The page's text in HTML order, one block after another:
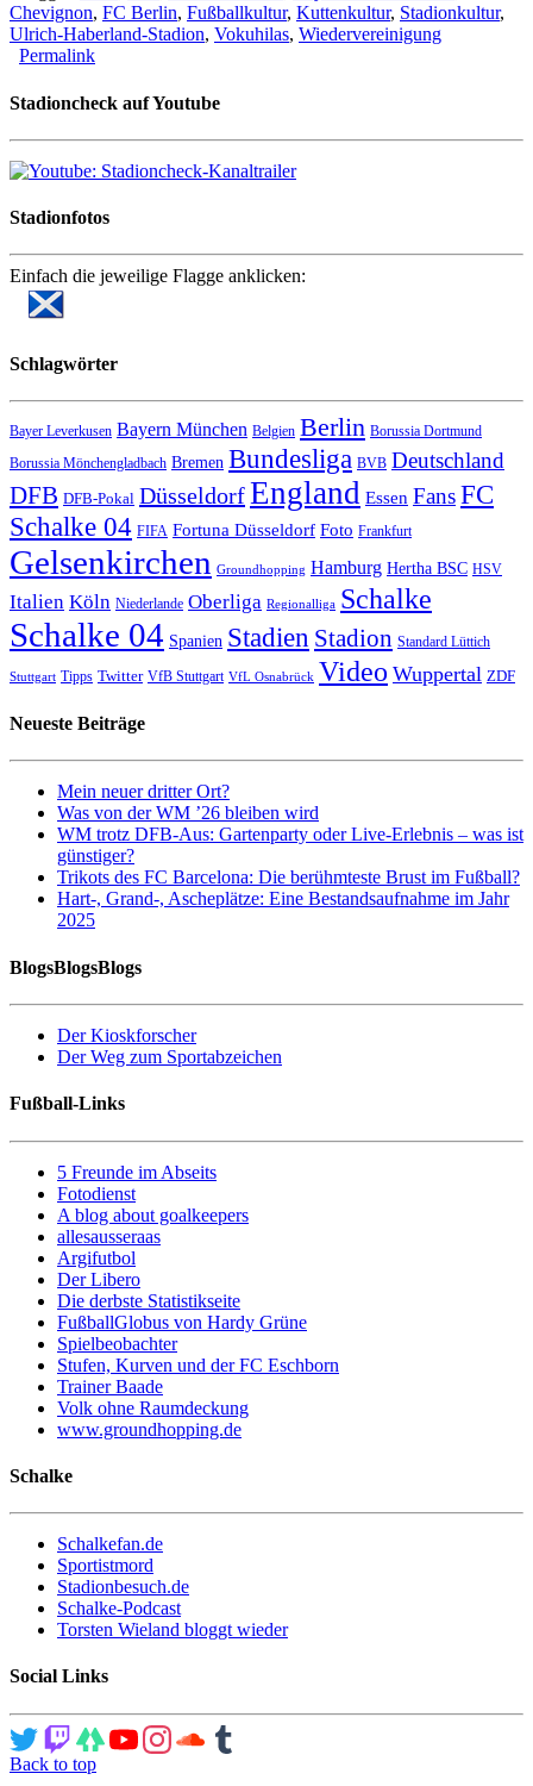
Chevignon, FC Berlin, Fußballkultur, Kuttenkultur, Stadionkultur,
Ulrich-Haberland-Stadion, Vokuhilas, Wiedervereinigung
Permalink
Stadioncheck auf Youtube
Stadionfotos
Einfach die jeweilige Flagge anklicken:
Schlagwörter
Bayer Leverkusen Bayern München Belgien Berlin Borussia Dortmund
Borussia Mönchengladbach Bremen Bundesliga BVB Deutschland
DFB DFB-Pokal DüsseldorfEngland Essen FansFC
Schalke 04 FIFA Fortuna Düsseldorf Foto Frankfurt
Gelsenkirchen Groundhopping Hamburg Hertha BSC HSV
Italien Köln Niederlande Oberliga Regionalliga Schalke
Schalke 04 Spanien Stadien Stadion Standard Lüttich
Stuttgart Tipps Twitter VfB Stuttgart VfL Osnabrück Video Wuppertal ZDF
Neueste Beiträge
Mein neuer dritter Ort?
Was von der WM ’26 bleiben wird
WM trotz DFB-Aus: Gartenparty oder Live-Erlebnis – was ist
günstiger?
Trikots des FC Barcelona: Die berühmteste Brust im Fußball?
Hart-, Grand-, Ascheplätze: Eine Bestandsaufnahme im Jahr
2025
BlogsBlogsBlogs
Der Kioskforscher
Der Weg zum Sportabzeichen
Fußball-Links
5 Freunde im Abseits
Fotodienst
A blog about goalkeepers
allesausseraas
Argifutbol
Der Libero
Die derbste Statistikseite
FußballGlobus von Hardy Grüne
Spielbeobachter
Stufen, Kurven und der FC Eschborn
Trainer Baade
Volk ohne Raumdeckung
www.groundhopping.de
Schalke
Schalkefan.de
Sportistmord
Stadionbesuch.de
Schalke-Podcast
Torsten Wieland bloggt wieder
Social Links
Back to top